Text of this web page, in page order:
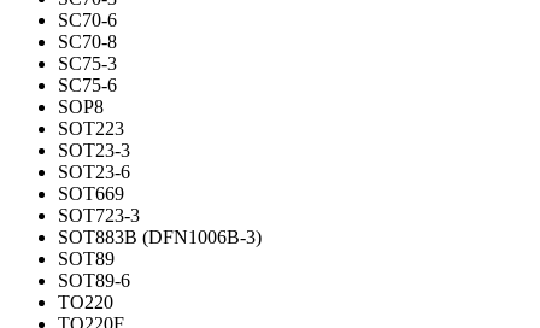
SC70-6
SC70-8
SC75-3
SC75-6
SOP8
SOT223
SOT23-3
SOT23-6
SOT669
SOT723-3
SOT883B (DFN1006B-3)
SOT89
SOT89-6
TO220
TO220F